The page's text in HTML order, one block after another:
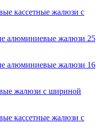
кассетные жалюзи с
алюминиевые жалюзи 25
алюминиевые жалюзи 16
жалюзи с шириной
кассетные жалюзи с